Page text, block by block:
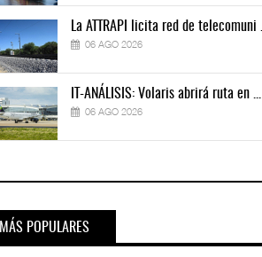
La ATTRAPI licita red de telecomuni ...
06 AGO 2026
IT-ANÁLISIS: Volaris abrirá ruta en ...
06 AGO 2026
MÁS POPULARES